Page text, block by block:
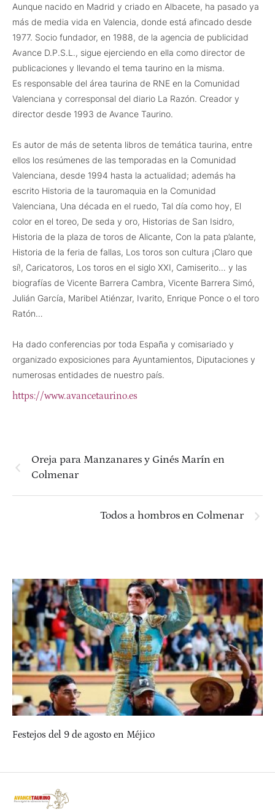
Aunque nacido en Madrid y criado en Albacete, ha pasado ya
más de media vida en Valencia, donde está afincado desde
1977. Socio fundador, en 1988, de la agencia de publicidad
Avance D.P.S.L., sigue ejerciendo en ella como director de
publicaciones y llevando el tema taurino en la misma.
Es responsable del área taurina de RNE en la Comunidad
Valenciana y corresponsal del diario La Razón. Creador y
director desde 1993 de Avance Taurino.
Es autor de más de setenta libros de temática taurina, entre
ellos los resúmenes de las temporadas en la Comunidad
Valenciana, desde 1994 hasta la actualidad; además ha
escrito Historia de la tauromaquia en la Comunidad
Valenciana, Una década en el ruedo, Tal día como hoy, El
color en el toreo, De seda y oro, Historias de San Isidro,
Historia de la plaza de toros de Alicante, Con la pata p’alante,
Historia de la feria de fallas, Los toros son cultura ¡Claro que
sí!, Caricatoros, Los toros en el siglo XXI, Camiserito… y las
biografías de Vicente Barrera Cambra, Vicente Barrera Simó,
Julián García, Maribel Atiénzar, Ivarito, Enrique Ponce o el toro
Ratón…
Ha dado conferencias por toda España y comisariado y
organizado exposiciones para Ayuntamientos, Diputaciones y
numerosas entidades de nuestro país.
https://www.avancetaurino.es
Oreja para Manzanares y Ginés Marín en
Colmenar
Todos a hombros en Colmenar
Festejos del 9 de agosto en Méjico